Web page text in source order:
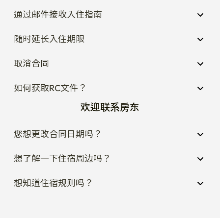
通过邮件接收入住指南
随时延长入住期限
取消合同
如何获取RC文件？
欢迎联系房东
您想更改合同日期吗？
想了解一下住宿周边吗？
想知道住宿规则吗？